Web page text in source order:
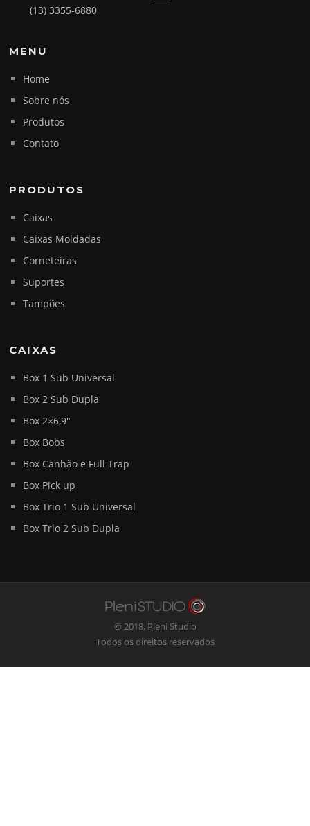
(13) 3355-6880
MENU
Home
Sobre nós
Produtos
Contato
PRODUTOS
Caixas
Caixas Moldadas
Corneteiras
Suportes
Tampões
CAIXAS
Box 1 Sub Universal
Box 2 Sub Dupla
Box 2×6,9″
Box Bobs
Box Canhão e Full Trap
Box Pick up
Box Trio 1 Sub Universal
Box Trio 2 Sub Dupla
© 2018, Pleni Studio
Todos os direitos reservados